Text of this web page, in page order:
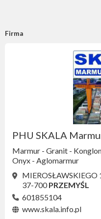
Firma
PHU SKALA
Marmur - Granit -
Onyx - Aglomarmur
MIEROSŁAWSKIEGO
37-700PRZEMYŚL
601855104
www.skala.info.pl